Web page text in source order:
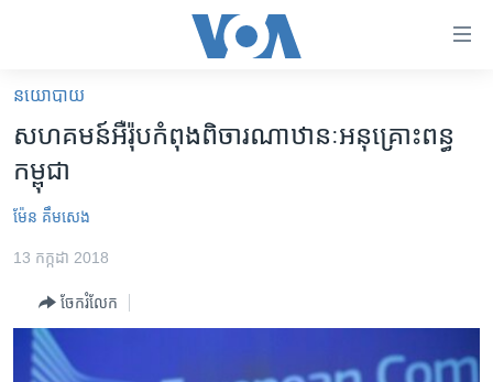
គេហទំព័រ​
ទាក់ទង
និង​
ចូល​
ទំព័រ​
រំលង​
អាមេរិក
ហេឡូវីអូអេ
កម្ពុជាច្នៃប្រតិដ្ឋ
ព្រឹត្តិការណ៍ព័ត៌មាន
នយោបាយ
សហគមន៍​អឺរ៉ុប​កំពុង​ពិចារណា​ឋានៈ​អនុគ្រោះ​ពន្ធ​
កម្ពុជា
ម៉ែន គឹមសេង
13 កក្កដា 2018
ចែករំលែក